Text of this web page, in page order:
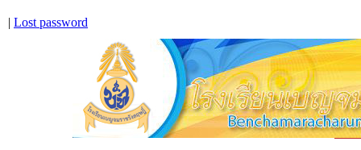
| Lost password